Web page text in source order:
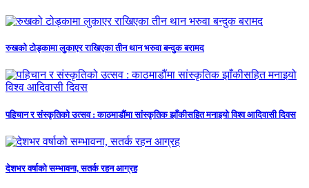
रुखको टोड्कामा लुकाएर राखिएका तीन थान भरुवा बन्दुक बरामद
पहिचान र संस्कृतिको उत्सव : काठमाडौंमा सांस्कृतिक झाँकीसहित मनाइयो विश्व आदिवासी दिवस
देशभर वर्षाको सम्भावना, सतर्क रहन आग्रह